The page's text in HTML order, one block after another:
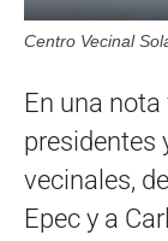
Centro Vecinal
En una
presidentes
vecinales,
Epec y a